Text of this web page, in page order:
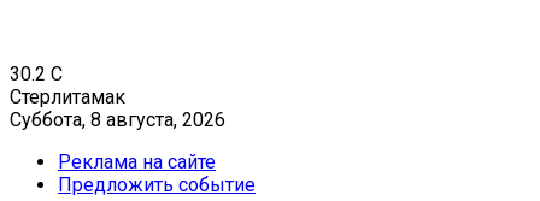
30.2 C
Стерлитамак
Суббота, 8 августа, 2026
Реклама на сайте
Предложить событие